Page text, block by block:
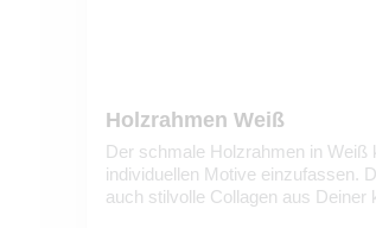
Holzrahmen Weiß
Der schmale Holzrahmen in
individuellen Motive einzufassen.
auch stilvolle Collagen aus Deiner